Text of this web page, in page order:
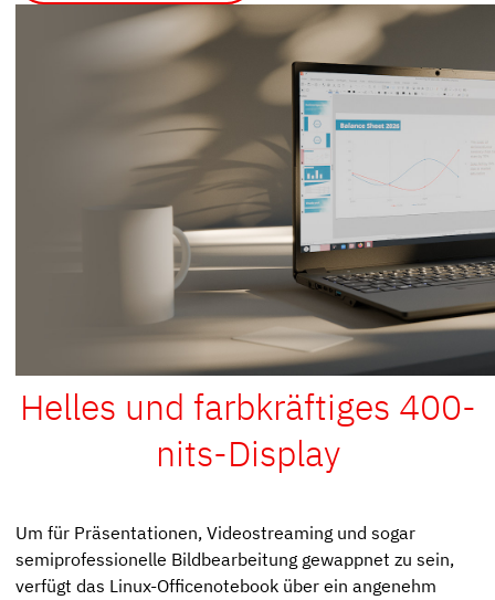
Helles und farbkräftiges 400-
nits-Display
Um für Präsentationen, Videostreaming und sogar
semiprofessionelle Bildbearbeitung gewappnet zu sein,
verfügt das Linux-Officenotebook über ein angenehm